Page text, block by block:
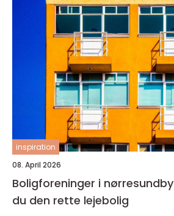
inspiration
08. April 2026
Boligforeninger i nørresundby sådan finder
du den rette lejebolig